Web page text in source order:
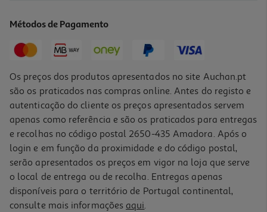
Métodos de Pagamento
Os preços dos produtos apresentados no site Auchan.pt
são os praticados nas compras online. Antes do registo e
autenticação do cliente os preços apresentados servem
apenas como referência e são os praticados para entregas
e recolhas no código postal 2650-435 Amadora. Após o
login e em função da proximidade e do código postal,
serão apresentados os preços em vigor na loja que serve
o local de entrega ou de recolha. Entregas apenas
disponíveis para o território de Portugal continental,
consulte mais informações aqui.